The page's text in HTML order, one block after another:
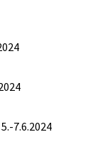
7.6.2024